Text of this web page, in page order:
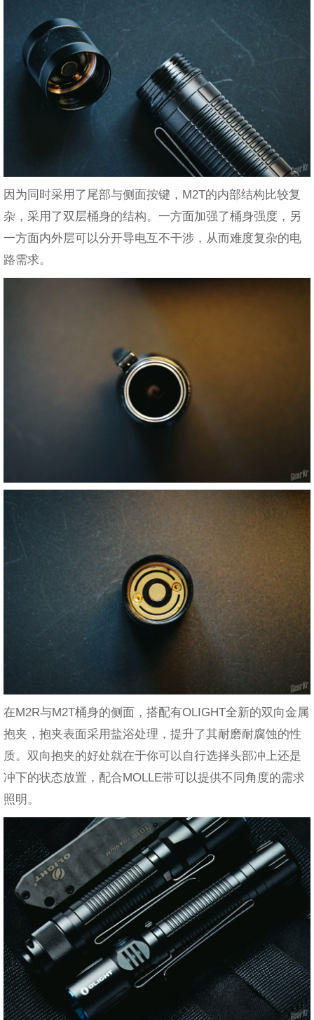
因为同时采用了尾部与侧面按键，M2T的内部结构比较复
杂，采用了双层桶身的结构。一方面加强了桶身强度，另
一方面内外层可以分开导电互不干涉，从而难度复杂的电
路需求。
在M2R与M2T桶身的侧面，搭配有OLIGHT全新的双向金属
抱夹，抱夹表面采用盐浴处理，提升了其耐磨耐腐蚀的性
质。双向抱夹的好处就在于你可以自行选择头部冲上还是
冲下的状态放置，配合MOLLE带可以提供不同角度的需求
照明。